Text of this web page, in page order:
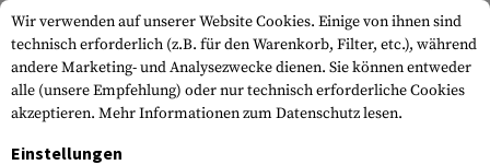
Wir verwenden auf unserer Website Cookies. Einige von ihnen sind
technisch erforderlich (z.B. für den Warenkorb, Filter, etc.), während
andere Marketing- und Analysezwecke dienen. Sie können entweder
alle (unsere Empfehlung) oder nur technisch erforderliche Cookies
akzeptieren. Mehr Informationen zum Datenschutz lesen.
Einstellungen